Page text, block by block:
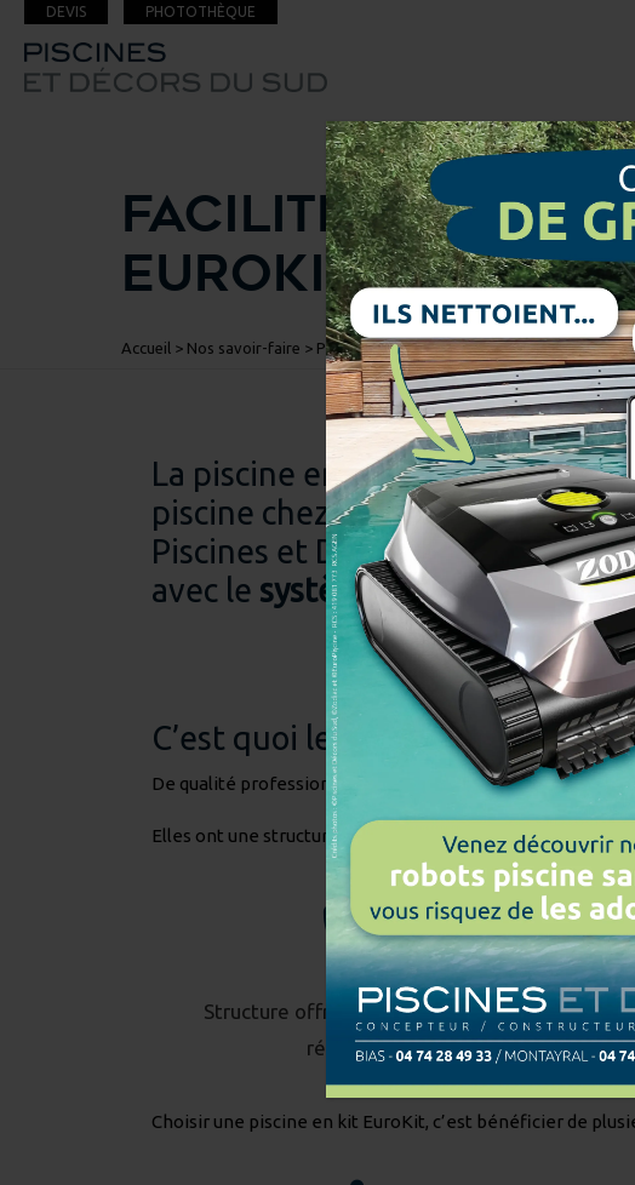
DEVIS PHOTOTHÈQUE
FACILITÉ DE
EUROKIT
Accueil > Nos savoir-faire > Piscines >Piscines en kit système EuroKit
La piscine en kit est une
piscine chez soi.
Piscines et Décors du Sud vous
avec le système EuroKit.
C’est quoi le système EuroKit ?
De qualité professionnelle, les piscines en kit système
Elles ont une structure appelée « Titan » de très haute
Structure offrant une très grande
résistance.
Choisir une piscine en kit EuroKit, c’est bénéficier de